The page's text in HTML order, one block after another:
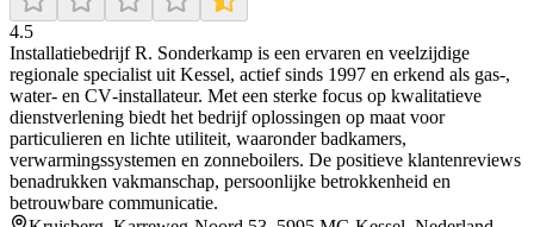
4.5
Installatiebedrijf R. Sonderkamp is een ervaren en veelzijdige
regionale specialist uit Kessel, actief sinds 1997 en erkend als gas‐,
water‐ en CV‐installateur. Met een sterke focus op kwalitatieve
dienstverlening biedt het bedrijf oplossingen op maat voor
particulieren en lichte utiliteit, waaronder badkamers,
verwarmingssystemen en zonneboilers. De positieve klantenreviews
benadrukken vakmanschap, persoonlijke betrokkenheid en
betrouwbare communicatie.